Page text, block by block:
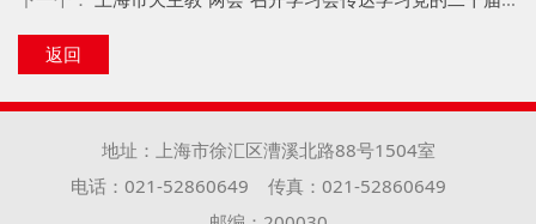
返回
地址：上海市徐汇区漕溪北路88号1504室
电话：021-52860649
传真：021-52860649